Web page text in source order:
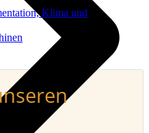
Klima und